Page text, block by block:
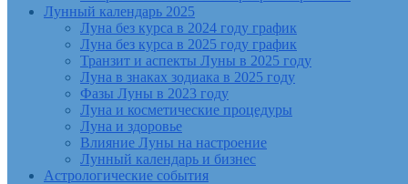
Лунный календарь 2025
Луна без курса в 2024 году график
Луна без курса в 2025 году график
Транзит и аспекты Луны в 2025 году
Луна в знаках зодиака в 2025 году
Фазы Луны в 2023 году
Луна и косметические процедуры
Луна и здоровье
Влияние Луны на настроение
Лунный календарь и бизнес
Астрологические события